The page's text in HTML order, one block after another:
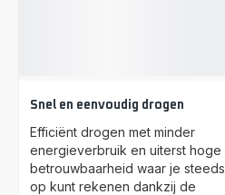
Snel en eenvoudig drogen
Efficiënt drogen met minder
energieverbruik en uiterst hoge
betrouwbaarheid waar je steeds
op kunt rekenen dankzij de